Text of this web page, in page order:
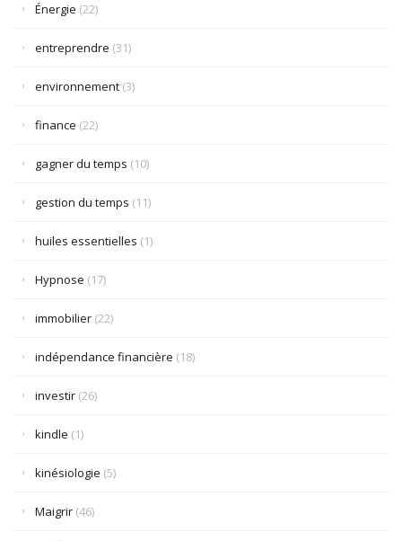
Énergie (22)
entreprendre (31)
environnement (3)
finance (22)
gagner du temps (10)
gestion du temps (11)
huiles essentielles (1)
Hypnose (17)
immobilier (22)
indépendance financière (18)
investir (26)
kindle (1)
kinésiologie (5)
Maigrir (46)